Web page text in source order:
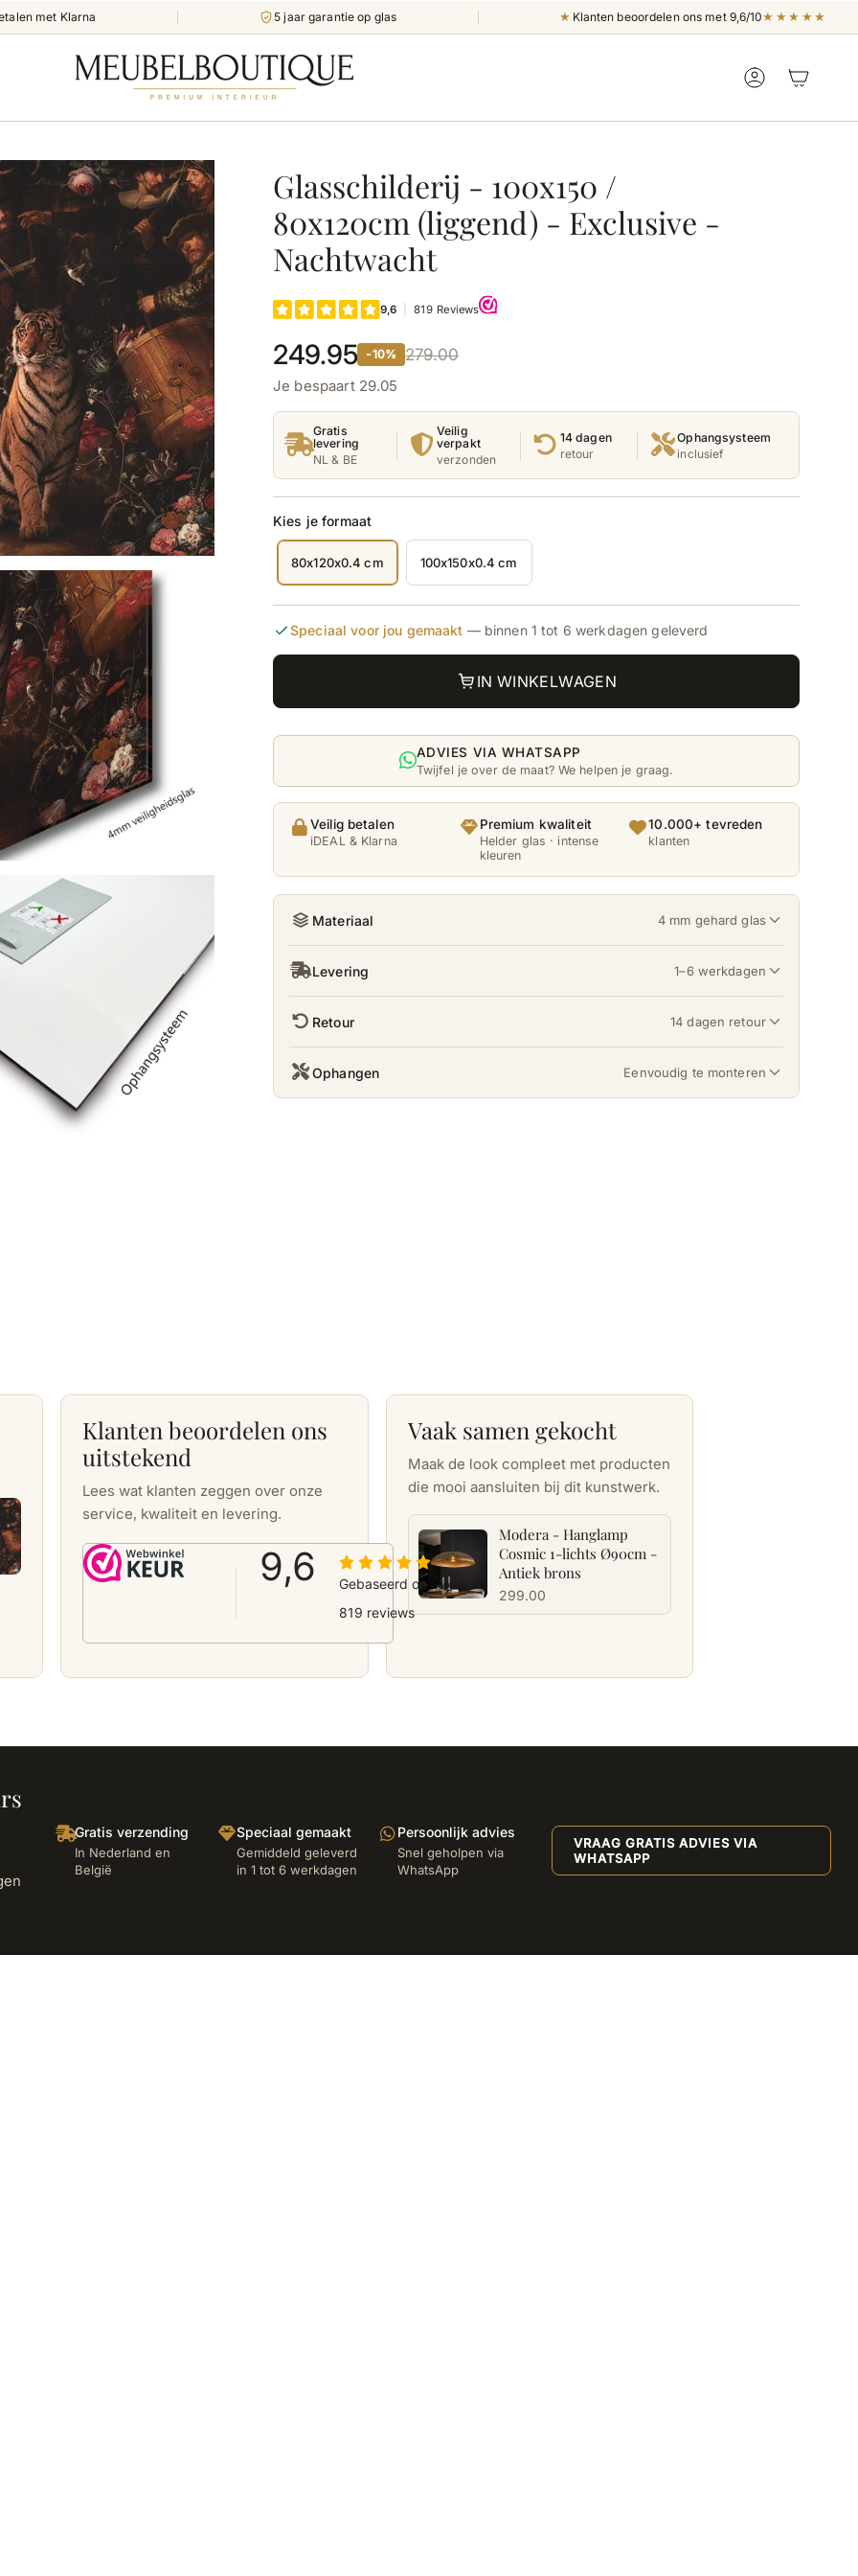
met Klarna 5 jaar garantie op glas ★ Klanten beoordelen ons met 9,6/10★★★★★
ACCOUNT
Glasschilderij - 100x150 /
80x120cm (liggend) - Exclusive -
Nachtwacht
249.95 -10% 279.00
Je bespaart 29.05
Gratis
levering
NL & BE
Veilig
verpakt
verzonden
14 dagen
retour
Ophangsysteem
inclusief
80x120x0.4 cmDeze
variant
of
niet
beschikbaar.
100x150x0.4 cm
variant
of
niet
beschikbaar.
Kies je formaat
Speciaal voor jou gemaakt — binnen 1 tot 6 werkdagen geleverd
IN WINKELWAGEN
ADVIES VIA WHATSAPP
Twijfel je over de maat? We helpen je graag.
Veilig betalen
iDEAL & Klarna
Premium kwaliteit
Helder glas · intense
kleuren
10.000+ tevreden
klanten
Materiaal 4 mm gehard glas
Levering 1–6 werkdagen
Retour 14 dagen retour
Ophangen Eenvoudig te monteren
Klanten beoordelen ons
uitstekend
Lees wat klanten zeggen over onze
service, kwaliteit en levering.
Vaak samen gekocht
Maak de look compleet met producten
die mooi aansluiten bij dit kunstwerk.
Modera - Hanglamp
Cosmic 1-lichts Ø90cm -
Antiek brons
299.00
Gratis verzending
In Nederland en
België
Speciaal gemaakt
Gemiddeld geleverd
in 1 tot 6 werkdagen
Persoonlijk advies
Snel geholpen via
WhatsApp
VRAAG GRATIS ADVIES VIA
WHATSAPP